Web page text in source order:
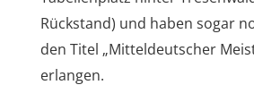
Rückstand) und haben sogar
den Titel „Mitteldeutscher
erlangen.